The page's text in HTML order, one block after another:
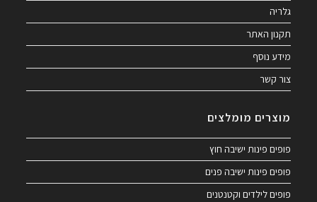
גלריה
תקנון האתר
מידע נוסף
צור קשר
מוצרים מומלצים
פופים פינות ישיבה חוץ
פופים פינות ישיבה פנים
פופים לילדים וקטנטנים